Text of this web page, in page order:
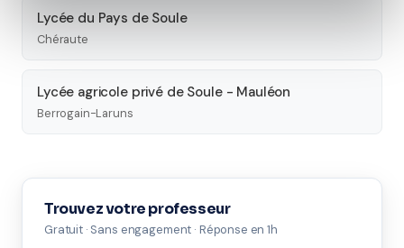
Lycée du Pays de Soule
Chéraute
Lycée agricole privé de Soule - Mauléon
Berrogain-Laruns
Trouvez votre professeur
Gratuit · Sans engagement · Réponse en 1h